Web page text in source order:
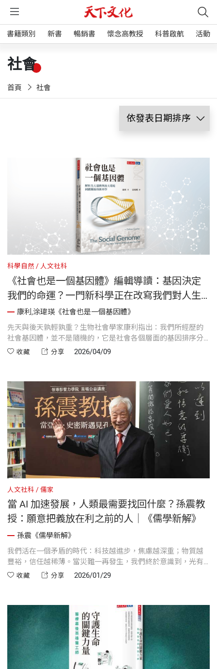
書籍類別 新書 暢銷書 懷念高教授 科普啟航 活動
社會
首頁 社會
科學自然 人文社科
《社會也是一個基因體》編輯導讀：基因決定
我們的命運？一門新科學正在改寫我們對人生
的認知！
康利,涂瑋瑛《社會也是一個基因體》
先天與後天孰輕孰重？生物社會學家康利指出：我們所經歷的
社會基因體，並不是隨機的，它是社會各個層面的基因排序分
類（也就是物以類聚）所造成的結果。透過將生物科學和人類
收藏 分享 2026/04/09
人文社科 儒家
當 AI 加速發展，人類最需要找回什麼？孫震教
授：願意把義放在利之前的人｜《儒學新解》
孫震《儒學新解》
我們活在一個矛盾的時代：科技越進步，焦慮越深重；物質越
豐裕，信任越稀薄。當災難一再發生，我們終於意識到，光有
制度與技術還不夠。孫震教授用一生經濟學研究換來的答案
收藏 分享 2026/01/29